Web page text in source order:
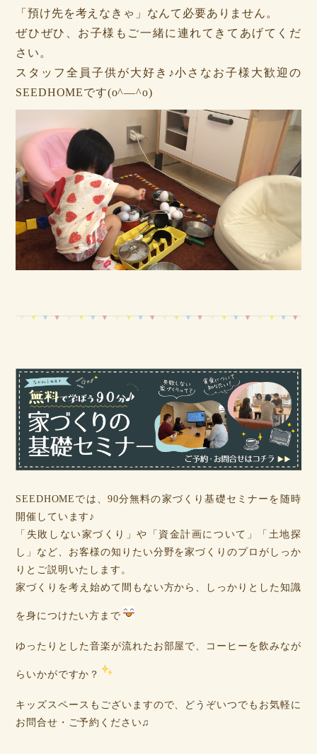
「預け先を考えなきゃ」なんて必要ありません。
ぜひぜひ、お子様もご一緒に連れてきてあげてくだ
さい。
スタッフ全員子供が大好き♪小さなお子様大歓迎の
SEEDHOMEです(o^―^o)
SEEDHOMEでは、90分無料の家づくり基礎セミナーを随時
開催しています♪
「失敗しない家づくり」や「資金計画について」「土地探
し」など、お客様の知りたい分野を家づくりのプロがしっか
りとご説明いたします。
家づくりを考え始めて間もない方から、しっかりとした知識
を身につけたい方まで
ゆったりとした音楽が流れたお部屋で、コーヒーを飲みなが
らいかがですか？
キッズスペースもございますので、どうぞいつでもお気軽に
お問合せ・ご予約ください♫